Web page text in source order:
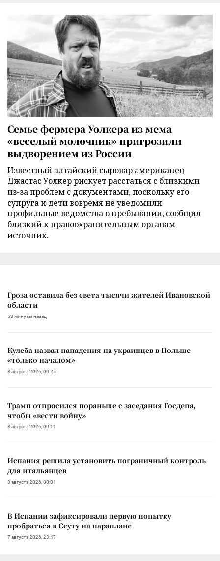
Семье фермера Уолкера из мема
«веселый молочник» пригрозили
выдворением из России
Известный алтайский сыровар американец
Джастас Уолкер рискует расстаться с близкими
из-за проблем с документами, поскольку его
супруга и дети вовремя не уведомили
профильные ведомства о пребывании, сообщил
близкий к правоохранительным органам
источник.
Гроза оставила без света тысячи жителей Ивановской
области
53 минуты назад
Кулеба назвал нападения на украинцев в Польше
«только началом»
8 августа 2026, 00:25
Трамп отпросился пораньше с заседания Госдепа,
чтобы «вести войну»
8 августа 2026, 00:11
Испания решила установить пограничный контроль
для итальянцев
8 августа 2026, 00:01
В Испании зафиксировали первую попытку
пробраться в Сеуту на параплане
7 августа 2026, 23:47